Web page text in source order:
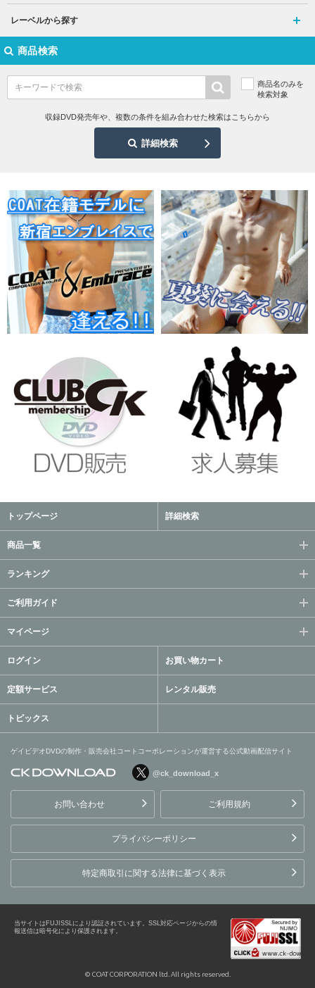
レーベルから探す
商品検索
商品名のみを
検索対象
収録DVD発売年や、複数の条件を組み合わせた検索はこちらから
詳細検索
トップページ 詳細検索
商品一覧
ランキング
ご利用ガイド
マイページ
ログイン お買い物カート
定額サービス レンタル販売
トピックス
ゲイビデオDVDの制作・販売会社コートコーポレーションが運営する公式動画配信サイト
ョンが運営する公式動画配
信サイト
@ck_download_x
お問い合わせ ご利用規約
プライバシーポリシー
特定商取引に関する法律に基づく表示
当サイトはFUJISSLにより認証されています。SSL対応ページからの情
報送信は暗号化により保護されます。
© COAT CORPORATION ltd. All rights reserved.